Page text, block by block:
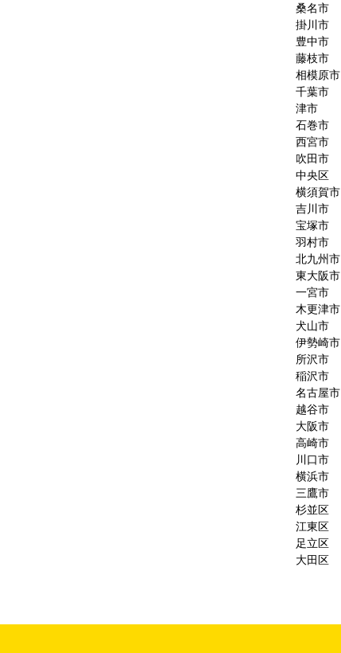
桑名市
掛川市
豊中市
藤枝市
相模原市
千葉市
津市
石巻市
西宮市
吹田市
中央区
横須賀市
吉川市
宝塚市
羽村市
北九州市
東大阪市
一宮市
木更津市
犬山市
伊勢崎市
所沢市
稲沢市
名古屋市
越谷市
大阪市
高崎市
川口市
横浜市
三鷹市
杉並区
江東区
足立区
大田区